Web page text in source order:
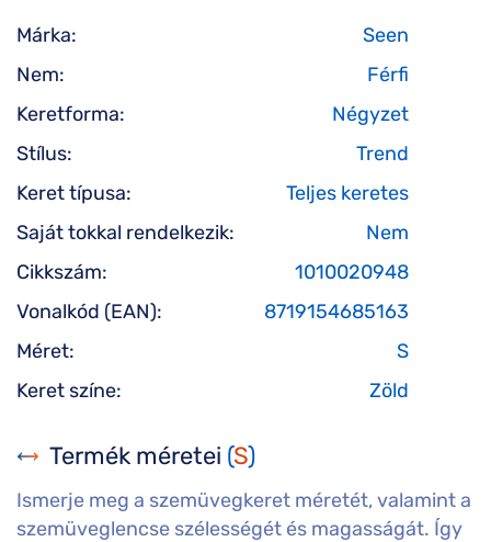
Márka:
Seen
Nem:
Férfi
Keretforma:
Négyzet
Stílus:
Trend
Keret típusa:
Teljes keretes
Saját tokkal rendelkezik:
Nem
Cikkszám:
1010020948
Vonalkód (EAN):
8719154685163
Méret:
S
Keret színe:
Zöld
Termék méretei (S)
Ismerje meg a szemüvegkeret méretét, valamint a
szemüveglencse szélességét és magasságát. Így